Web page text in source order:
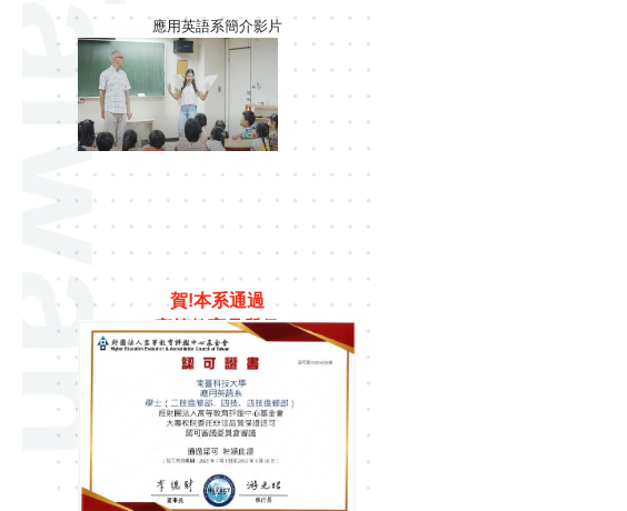
應用英語系簡介影片
賀!本系通過
高等教育品質保
證認可